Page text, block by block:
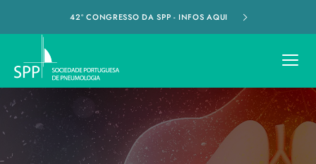
42º CONGRESSO DA SPP - INFOS AQUI